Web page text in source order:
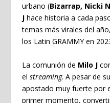
urbano (Bizarrap, Nicki
J hace historia a cada
temas más virales del
los Latin GRAMMY en
La comunión de Milo J
el streaming. A pesar de
apostado muy fuerte por
primer momento,